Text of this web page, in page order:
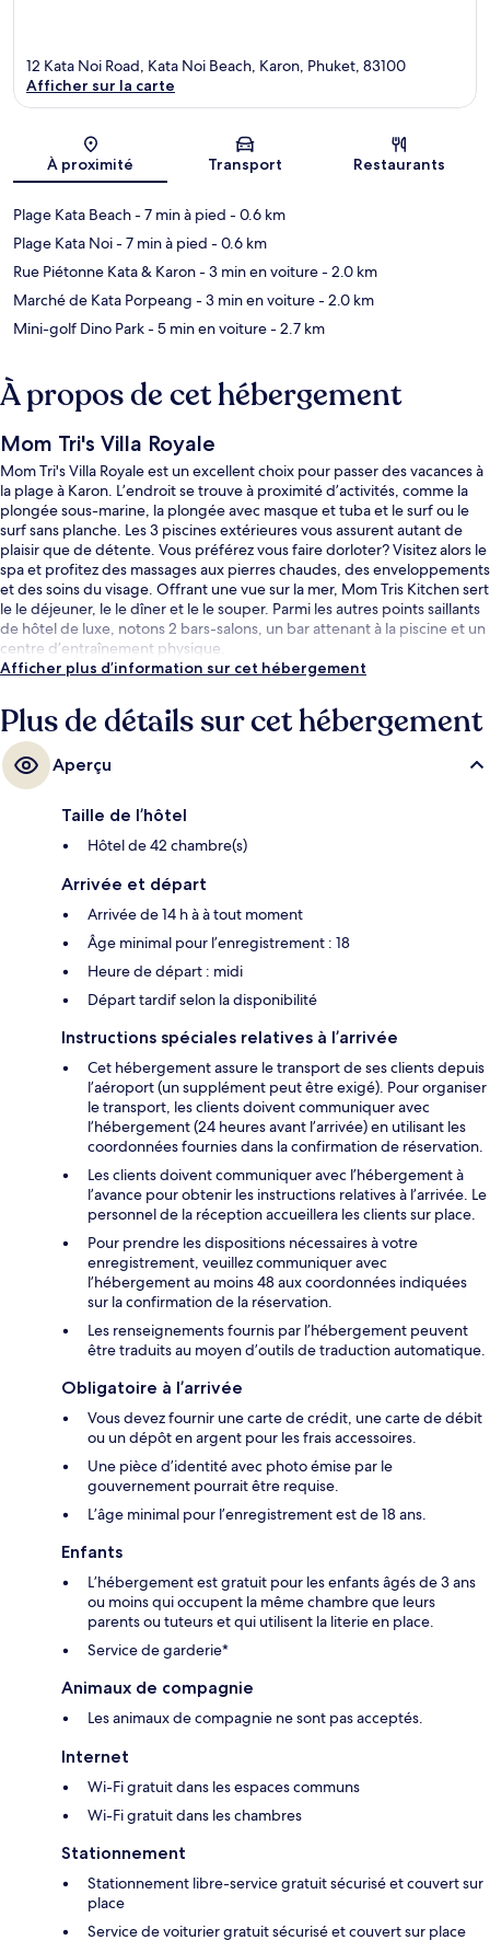
Carte
12 Kata Noi Road, Kata Noi Beach, Karon, Phuket, 83100
Afficher sur la carte
À proximité Transport Restaurants
Plage Kata Beach- 7 min à pied - 0.6 km
Plage Kata Noi- 7 min à pied - 0.6 km
Rue Piétonne Kata & Karon- 3 min en voiture- 2.0 km
Marché de Kata Porpeang - 3 min en voiture- 2.0 km
Mini-golf Dino Park- 5 min en voiture- 2.7 km
À propos de cet hébergement
Mom Tri's Villa Royale
Mom Tri's Villa Royale est un excellent choix pour passer des vacances à
la plage à Karon. L’endroit se trouve à proximité d’activités, comme la
plongée sous-marine, la plongée avec masque et tuba et le surf ou le
surf sans planche. Les 3 piscines extérieures vous assurent autant de
plaisir que de détente. Vous préférez vous faire dorloter? Visitez alors le
spa et profitez des massages aux pierres chaudes, des enveloppements
et des soins du visage. Offrant une vue sur la mer, Mom Tris Kitchen sert
le le déjeuner, le le dîner et le le souper. Parmi les autres points saillants
de hôtel de luxe, notons 2 bars-salons, un bar attenant à la piscine et un
centre d’entraînement physique.
Afficher plus d’information sur cet hébergement
Plus de détails sur cet hébergement
Aperçu
Taille de l’hôtel
Hôtel de 42 chambre(s)
Arrivée et départ
Arrivée de 14 h à à tout moment
Âge minimal pour l’enregistrement : 18
Heure de départ : midi
Départ tardif selon la disponibilité
Instructions spéciales relatives à l’arrivée
Cet hébergement assure le transport de ses clients depuis
l’aéroport (un supplément peut être exigé). Pour organiser
le transport, les clients doivent communiquer avec
l’hébergement (24 heures avant l’arrivée) en utilisant les
coordonnées fournies dans la confirmation de réservation.
Les clients doivent communiquer avec l’hébergement à
l’avance pour obtenir les instructions relatives à l’arrivée. Le
personnel de la réception accueillera les clients sur place.
Pour prendre les dispositions nécessaires à votre
enregistrement, veuillez communiquer avec
l’hébergement au moins 48 aux coordonnées indiquées
sur la confirmation de la réservation.
Les renseignements fournis par l’hébergement peuvent
être traduits au moyen d’outils de traduction automatique.
Obligatoire à l’arrivée
Vous devez fournir une carte de crédit, une carte de débit
ou un dépôt en argent pour les frais accessoires.
Une pièce d’identité avec photo émise par le
gouvernement pourrait être requise.
L’âge minimal pour l’enregistrement est de 18 ans.
Enfants
L’hébergement est gratuit pour les enfants âgés de 3 ans
ou moins qui occupent la même chambre que leurs
parents ou tuteurs et qui utilisent la literie en place.
Service de garderie*
Animaux de compagnie
Les animaux de compagnie ne sont pas acceptés.
Internet
Wi-Fi gratuit dans les espaces communs
Wi-Fi gratuit dans les chambres
Stationnement
Stationnement libre-service gratuit sécurisé et couvert sur
place
Service de voiturier gratuit sécurisé et couvert sur place